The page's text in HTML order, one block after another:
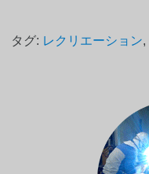
タグ: レクリエーション,